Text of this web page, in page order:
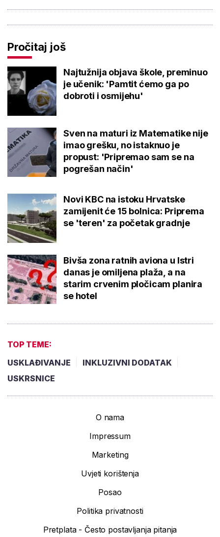
Pročitaj još
Najtužnija objava škole, preminuo
je učenik: 'Pamtit ćemo ga po
dobroti i osmijehu'
Sven na maturi iz Matematike nije
imao grešku, no istaknuo je
propust: 'Pripremao sam se na
pogrešan način'
Novi KBC na istoku Hrvatske
zamijenit će 15 bolnica: Priprema
se 'teren' za početak gradnje
Bivša zona ratnih aviona u Istri
danas je omiljena plaža, a na
starim crvenim pločicam planira
se hotel
TOP TEME:
USKLAĐIVANJE
INKLUZIVNI DODATAK
USKRSNICE
O nama
Impressum
Marketing
Uvjeti korištenja
Posao
Politika privatnosti
Pretplata - Često postavljanja pitanja